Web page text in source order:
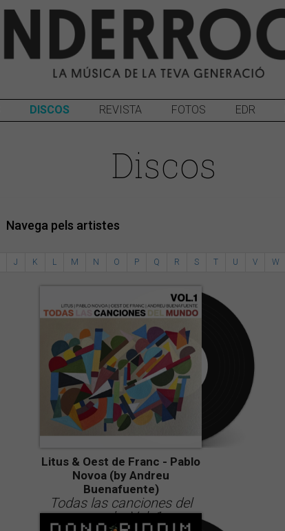
DISCOS REVISTA FOTOS EDR
Discos
Navega pels artistes
J K L M N O P Q R S T U V W
Litus & Oest de Franc - Pablo
Novoa (by Andreu
Buenafuente)
Todas las canciones del
mundo, Vol. 1